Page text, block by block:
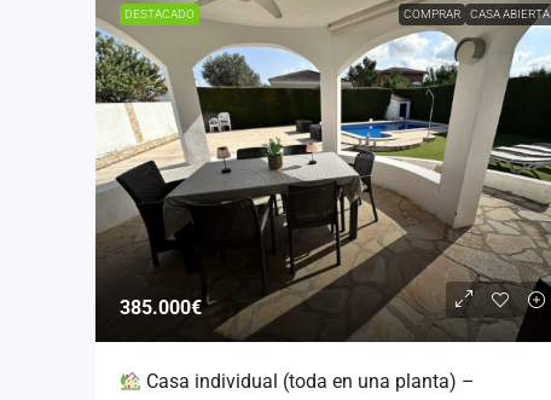
DESTACADO COMPRAR CASA ABIERTA
385.000€
Casa individual (toda en una planta) –